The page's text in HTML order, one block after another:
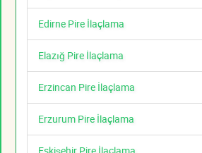
Edirne Pire İlaçlama
Elazığ Pire İlaçlama
Erzincan Pire İlaçlama
Erzurum Pire İlaçlama